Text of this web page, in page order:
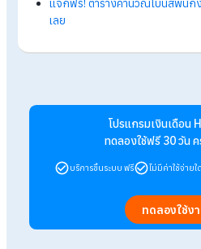
ตอบ : ปี 2569 ฐานเงินเดือนสูง
บาท (คิดเป็นเงินสมทบ 850 บา
นี้ก็ตาม
ถาม : พนักงานลาป่วยบ่อย
ตอบ : ตามกฎหมายแรงงาน พนั
เท่ากับค่าทำงานในวันลา ไม่เกิ